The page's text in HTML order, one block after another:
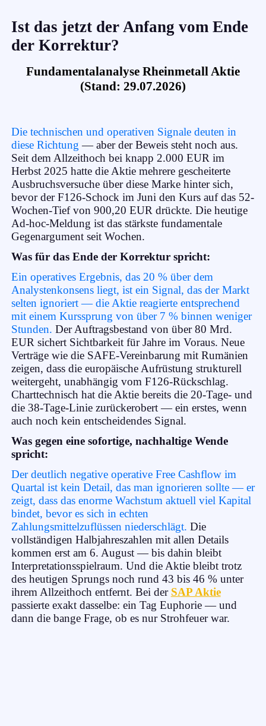
Ist das jetzt der Anfang vom Ende
der Korrektur?
Fundamentalanalyse Rheinmetall Aktie
(Stand: 29.07.2026)
Die technischen und operativen Signale deuten in
diese Richtung — aber der Beweis steht noch aus.
Seit dem Allzeithoch bei knapp 2.000 EUR im
Herbst 2025 hatte die Aktie mehrere gescheiterte
Ausbruchsversuche über diese Marke hinter sich,
bevor der F126-Schock im Juni den Kurs auf das 52-
Wochen-Tief von 900,20 EUR drückte. Die heutige
Ad-hoc-Meldung ist das stärkste fundamentale
Gegenargument seit Wochen.
Was für das Ende der Korrektur spricht:
Ein operatives Ergebnis, das 20 % über dem
Analystenkonsens liegt, ist ein Signal, das der Markt
selten ignoriert — die Aktie reagierte entsprechend
mit einem Kurssprung von über 7 % binnen weniger
Stunden. Der Auftragsbestand von über 80 Mrd.
EUR sichert Sichtbarkeit für Jahre im Voraus. Neue
Verträge wie die SAFE-Vereinbarung mit Rumänien
zeigen, dass die europäische Aufrüstung strukturell
weitergeht, unabhängig vom F126-Rückschlag.
Charttechnisch hat die Aktie bereits die 20-Tage- und
die 38-Tage-Linie zurückerobert — ein erstes, wenn
auch noch kein entscheidendes Signal.
Was gegen eine sofortige, nachhaltige Wende
spricht:
Der deutlich negative operative Free Cashflow im
Quartal ist kein Detail, das man ignorieren sollte — er
zeigt, dass das enorme Wachstum aktuell viel Kapital
bindet, bevor es sich in echten
Zahlungsmittelzuflüssen niederschlägt. Die
vollständigen Halbjahreszahlen mit allen Details
kommen erst am 6. August — bis dahin bleibt
Interpretationsspielraum. Und die Aktie bleibt trotz
des heutigen Sprungs noch rund 43 bis 46 % unter
ihrem Allzeithoch entfernt. Bei der SAP Aktie
passierte exakt dasselbe: ein Tag Euphorie — und
dann die bange Frage, ob es nur Strohfeuer war.